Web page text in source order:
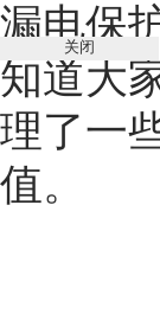
漏电保
知道大
理了一
值。
关闭